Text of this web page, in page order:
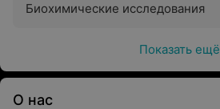
Биохимические исследования
Показать ещё
О нас